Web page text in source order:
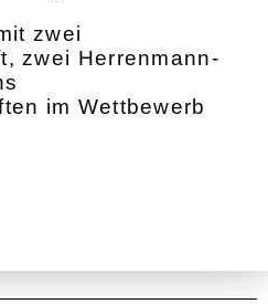
zwei
zwei Herrenmann-
im Wettbewerb